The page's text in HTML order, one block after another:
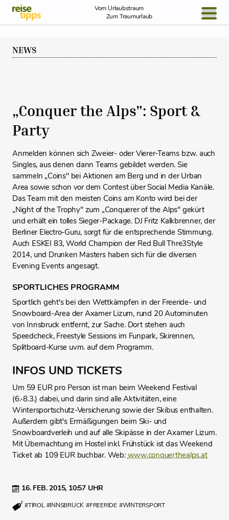
Skip to Content
Vom Urlaubstraum
Zum Traumurlaub
NEWS
16. FEB. 2015, 10:57 UHR
#TIROL #INNSBRUCK #FREERIDE #WINTERSPORT
„Conquer the Alps": Sport &
Party
Anmelden können sich Zweier- oder Vierer-Teams bzw. auch
Singles, aus denen dann Teams gebildet werden. Sie
sammeln „Coins" bei Aktionen am Berg und in der Urban
Area sowie schon vor dem Contest über Social Media Kanäle.
Das Team mit den meisten Coins am Konto wird bei der
„Night of the Trophy" zum „Conquerer of the Alps" gekürt
und erhält ein tolles Sieger-Package. DJ Fritz Kalkbrenner, der
Berliner Electro-Guru, sorgt für die entsprechende Stimmung.
Auch ESKEI 83, World Champion der Red Bull Thre3Style
2014, und Drunken Masters haben sich für die diversen
Evening Events angesagt.
SPORTLICHES PROGRAMM
Sportlich geht's bei den Wettkämpfen in der Freeride- und
Snowboard-Area der Axamer Lizum, rund 20 Autominuten
von Innsbruck entfernt, zur Sache. Dort stehen auch
Speedcheck, Freestyle Sessions im Funpark, Skirennen,
Splitboard-Kurse uvm. auf dem Programm.
INFOS UND TICKETS
Um 59 EUR pro Person ist man beim Weekend Festival
(6.-8.3.) dabei, und darin sind alle Aktivitäten, eine
Wintersportschutz-Versicherung sowie der Skibus enthalten.
Außerdem gibt's Ermäßigungen beim Ski- und
Snowboardverleih und auf alle Skipässe in der Axamer Lizum.
Mit Übernachtung im Hostel inkl. Frühstück ist das Weekend
Ticket ab 109 EUR buchbar. Web:www.conquerthealps.at